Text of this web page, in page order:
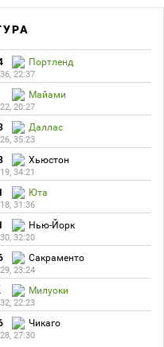
Портленд
22:37
Майами
20:27
Даллас
35:23
Хьюстон
34:21
Юта
31:36
Нью-Йорк
32:20
Сакраменто
23:24
Милуоки
22:23
Чикаго
27:30